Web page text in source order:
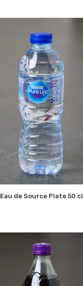
Eau de Source Plate 50 cl